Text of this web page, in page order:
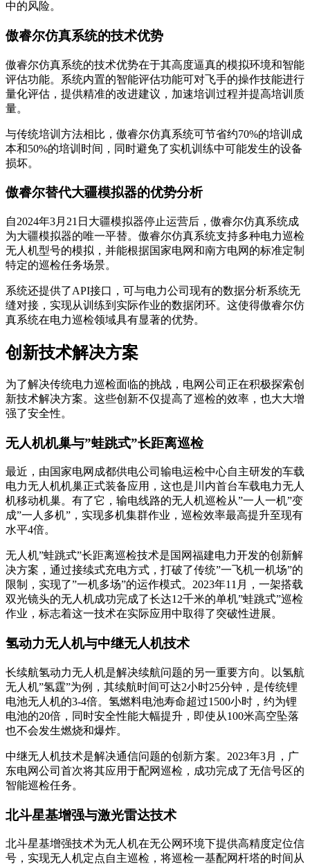
中的风险。
傲睿尔仿真系统的技术优势
傲睿尔仿真系统的技术优势在于其高度逼真的模拟环境和智能
评估功能。系统内置的智能评估功能可对飞手的操作技能进行
量化评估，提供精准的改进建议，加速培训过程并提高培训质
量。
与传统培训方法相比，傲睿尔仿真系统可节省约70%的培训成
本和50%的培训时间，同时避免了实机训练中可能发生的设备
损坏。
傲睿尔替代大疆模拟器的优势分析
自2024年3月21日大疆模拟器停止运营后，傲睿尔仿真系统成
为大疆模拟器的唯一平替。傲睿尔仿真系统支持多种电力巡检
无人机型号的模拟，并能根据国家电网和南方电网的标准定制
特定的巡检任务场景。
系统还提供了API接口，可与电力公司现有的数据分析系统无
缝对接，实现从训练到实际作业的数据闭环。这使得傲睿尔仿
真系统在电力巡检领域具有显著的优势。
创新技术解决方案
为了解决传统电力巡检面临的挑战，电网公司正在积极探索创
新技术解决方案。这些创新不仅提高了巡检的效率，也大大增
强了安全性。
无人机机巢与”蛙跳式”长距离巡检
最近，由国家电网成都供电公司输电运检中心自主研发的车载
电力无人机机巢正式装备应用，这也是川内首台车载电力无人
机移动机巢。有了它，输电线路的无人机巡检从”一人一机”变
成”一人多机”，实现多机集群作业，巡检效率最高提升至现有
水平4倍。
无人机”蛙跳式”长距离巡检技术是国网福建电力开发的创新解
决方案，通过接续式充电方式，打破了传统”一飞机一机场”的
限制，实现了”一机多场”的运作模式。2023年11月，一架搭载
双光镜头的无人机成功完成了长达12千米的单机”蛙跳式”巡检
作业，标志着这一技术在实际应用中取得了突破性进展。
氢动力无人机与中继无人机技术
长续航氢动力无人机是解决续航问题的另一重要方向。以氢航
无人机”氢霆”为例，其续航时间可达2小时25分钟，是传统锂
电池无人机的3-4倍。氢燃料电池寿命超过1500小时，约为锂
电池的20倍，同时安全性能大幅提升，即使从100米高空坠落
也不会发生燃烧和爆炸。
中继无人机技术是解决通信问题的创新方案。2023年3月，广
东电网公司首次将其应用于配网巡检，成功完成了无信号区的
智能巡检任务。
北斗星基增强与激光雷达技术
北斗星基增强技术为无人机在无公网环境下提供高精度定位信
号，实现无人机定点自主巡检，将巡检一基配网杆塔的时间从